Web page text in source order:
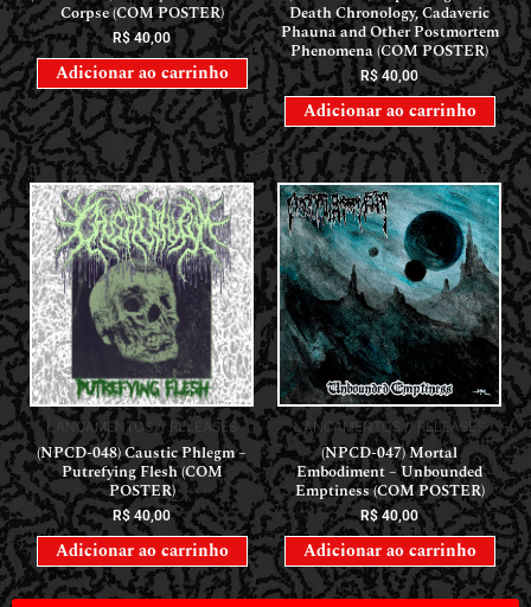
Corpse (COM POSTER)
R$40,00
Adicionar ao carrinho
Death Chronology, Cadaveric
Phauna and Other Postmortem
Phenomena (COM POSTER)
R$40,00
Adicionar ao carrinho
LANÇAMENTOS // RELEASES
(NPCD-048) Caustic Phlegm –
Putrefying Flesh (COM
POSTER)
R$ 40,00
Adicionar ao carrinho
LANÇAMENTOS // RELEASES
(NPCD-047) Mortal
Embodiment – Unbounded
Emptiness (COM POSTER)
R$40,00
Adicionar ao carrinho